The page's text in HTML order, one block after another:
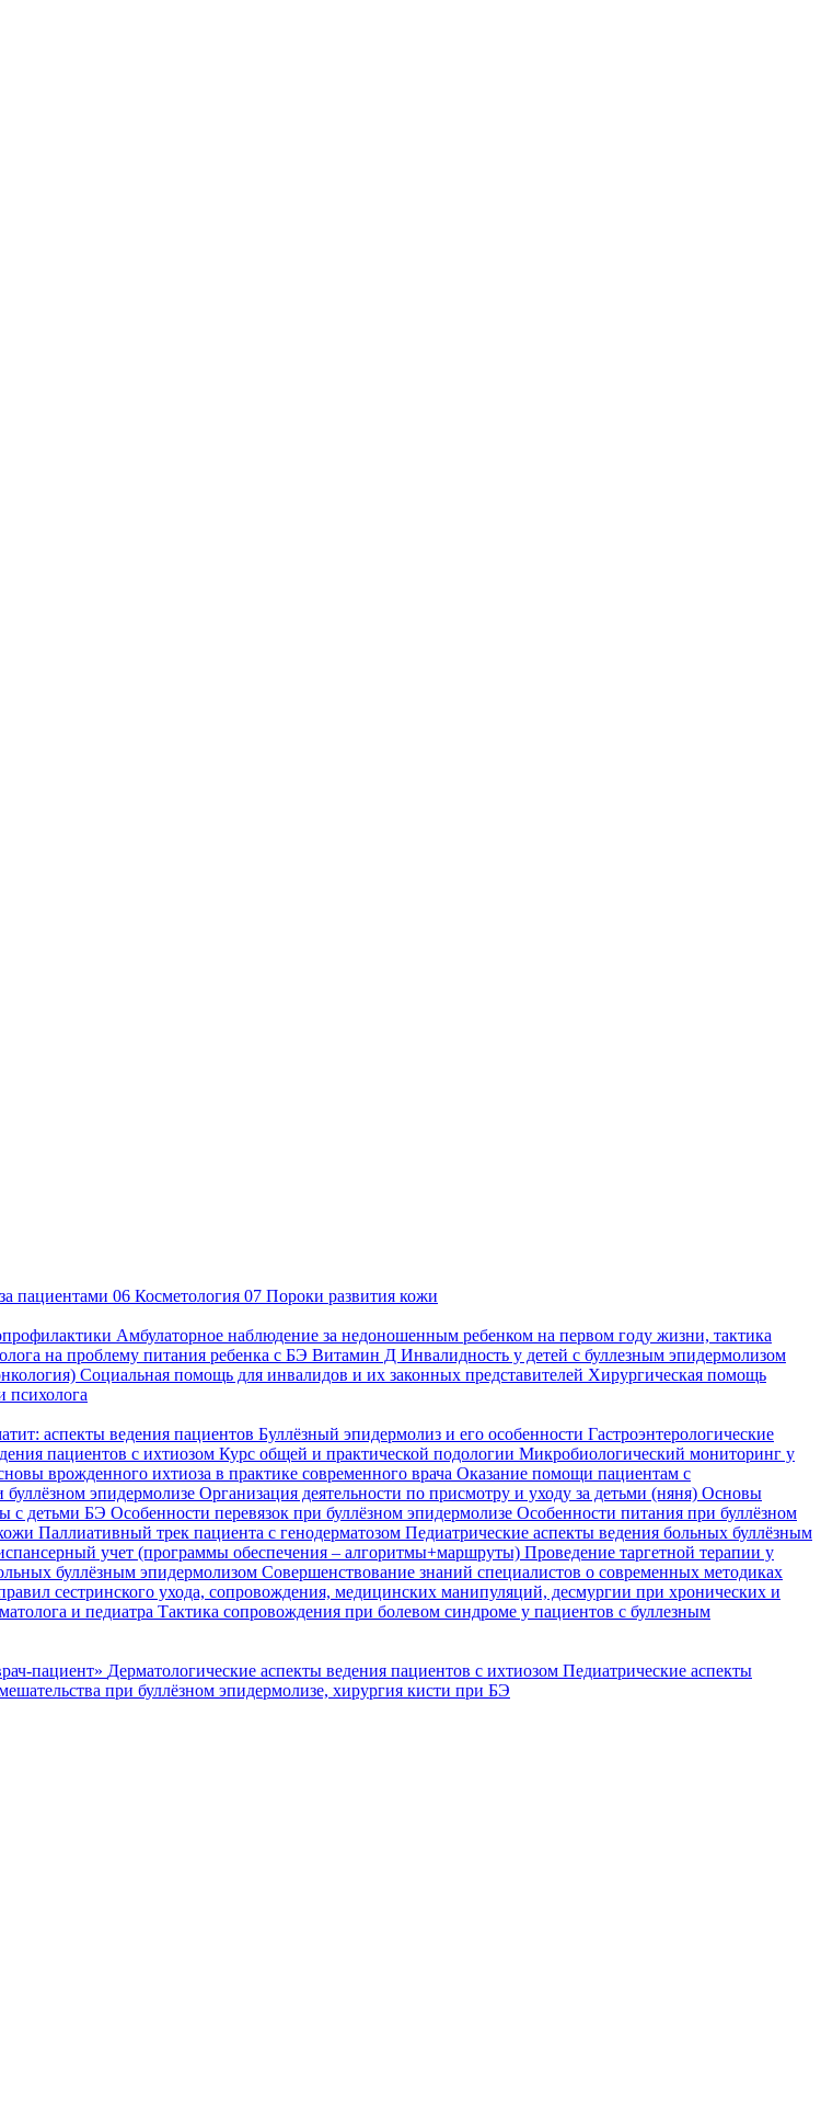
пациентами 06 Косметология 07 Пороки развития кожи
Амбулаторное наблюдение за недоношенным ребенком на первом году жизни, тактика
на проблему питания ребенка с БЭ Витамин Д Инвалидность у детей с буллезным эпидермолизом
Социальная помощь для инвалидов и их законных представителей Хирургическая помощь
психолога
аспекты ведения пациентов Буллёзный эпидермолиз и его особенности Гастроэнтерологические
пациентов с ихтиозом Курс общей и практической подологии Микробиологический мониторинг у
врожденного ихтиоза в практике современного врача Оказание помощи пациентам с
эпидермолизе Организация деятельности по присмотру и уходу за детьми (няня) Основы
с детьми БЭ Особенности перевязок при буллёзном эпидермолизе Особенности питания при буллёзном
Паллиативный трек пациента с генодерматозом Педиатрические аспекты ведения больных буллёзным
учет (программы обеспечения – алгоритмы+маршруты) Проведение таргетной терапии у
буллёзным эпидермолизом Совершенствование знаний специалистов о современных методиках
сестринского ухода, сопровождения, медицинских манипуляций, десмургии при хронических и
и педиатра Тактика сопровождения при болевом синдроме у пациентов с буллезным
пациент» Дерматологические аспекты ведения пациентов с ихтиозом Педиатрические аспекты
при буллёзном эпидермолизе, хирургия кисти при БЭ